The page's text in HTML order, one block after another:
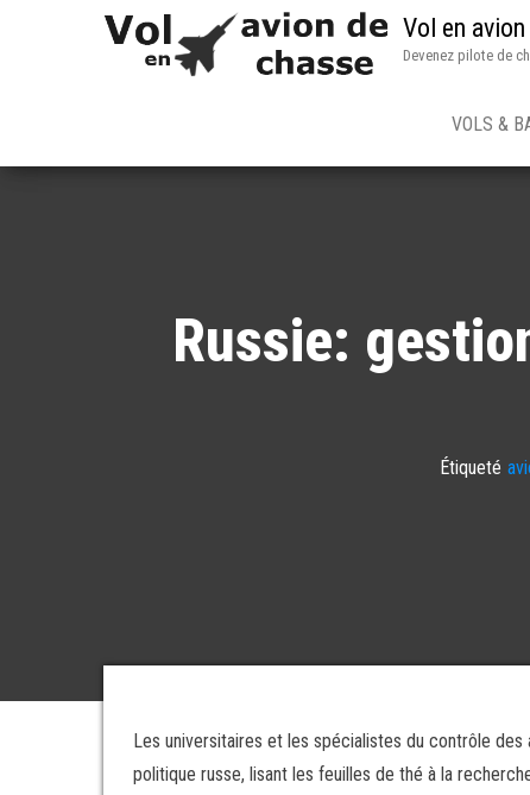
Vol en
Devenez pilote de
VOLS &
Russie:
Étiqueté
Les universitaires et les spécialistes du contrôle
politique russe, lisant les feuilles de thé à la